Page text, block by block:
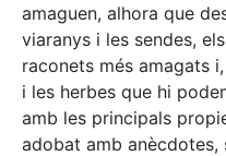
amaguen, alhora que
viaranys i les sendes,
raconets més amagats
i les herbes que hi
amb les principals
adobat amb